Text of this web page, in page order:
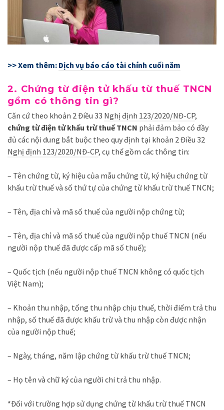
>> Xem thêm: Dịch vụ báo cáo tài chính cuối năm
2. Chứng từ điện tử khấu từ thuế TNCN
gồm có thông tin gì?
Căn cứ theo khoản 2 Điều 33 Nghị định 123/2020/NĐ-CP,
chứng từ điện tử khấu trừ thuế TNCN phải đảm bảo có đầy
đủ các nội dung bắt buộc theo quy định tại khoản 2 Điều 32
Nghị định 123/2020/NĐ-CP, cụ thể gồm các thông tin:
– Tên chứng từ, ký hiệu của mẫu chứng từ, ký hiệu chứng từ
khấu trừ thuế và số thứ tự của chứng từ khấu trừ thuế TNCN;
– Tên, địa chỉ và mã số thuế của người nộp chứng từ;
– Tên, địa chỉ và mã số thuế của người nộp thuế TNCN (nếu
người nộp thuế đã được cấp mã số thuế);
– Quốc tịch (nếu người nộp thuế TNCN không có quốc tịch
Việt Nam);
– Khoản thu nhập, tổng thu nhập chịu thuế, thời điểm trả thu
nhập, số thuế đã được khấu trừ và thu nhập còn được nhận
của người nộp thuế;
– Ngày, tháng, năm lập chứng từ khấu trừ thuế TNCN;
– Họ tên và chữ ký của người chi trả thu nhập.
*Đối với trường hợp sử dụng chứng từ khấu trừ thuế TNCN